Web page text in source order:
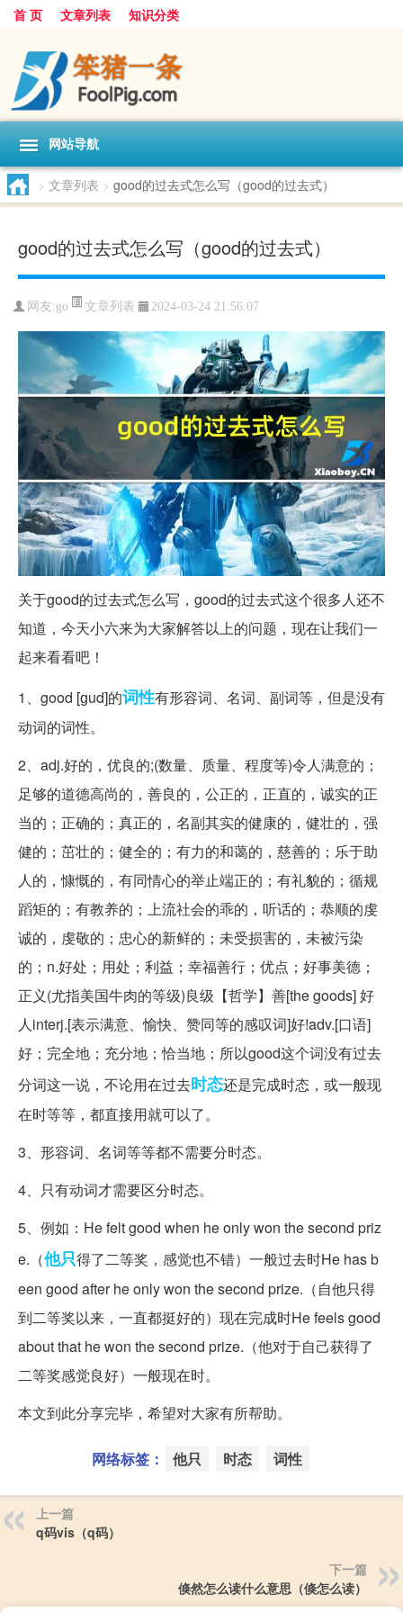
首 页 文章列表 知识分类
网站导航
> 文章列表 > good的过去式怎么写（good的过去式）
good的过去式怎么写（good的过去式）
网友:go 文章列表 2024-03-24 21:56:07
关于good的过去式怎么写，good的过去式这个很多人还不
知道，今天小六来为大家解答以上的问题，现在让我们一
起来看看吧！
1、good [ɡud]的词性有形容词、名词、副词等，但是没有
动词的词性。
2、adj.好的，优良的;(数量、质量、程度等)令人满意的；
足够的道德高尚的，善良的，公正的，正直的，诚实的正
当的；正确的；真正的，名副其实的健康的，健壮的，强
健的；茁壮的；健全的；有力的和蔼的，慈善的；乐于助
人的，慷慨的，有同情心的举止端正的；有礼貌的；循规
蹈矩的；有教养的；上流社会的乖的，听话的；恭顺的虔
诚的，虔敬的；忠心的新鲜的；未受损害的，未被污染
的；n.好处；用处；利益；幸福善行；优点；好事美德；
正义(尤指美国牛肉的等级)良级【哲学】善[the goods] 好
人interj.[表示满意、愉快、赞同等的感叹词]好!adv.[口语]
好；完全地；充分地；恰当地；所以good这个词没有过去
分词这一说，不论用在过去时态还是完成时态，或一般现
在时等等，都直接用就可以了。
3、形容词、名词等等都不需要分时态。
4、只有动词才需要区分时态。
5、例如：He felt good when he only won the second priz
e.（他只得了二等奖，感觉也不错）一般过去时He has b
een good after he only won the second prize.（自他只得
到二等奖以来，一直都挺好的）现在完成时He feels good
about that he won the second prize.（他对于自己获得了
二等奖感觉良好）一般现在时。
本文到此分享完毕，希望对大家有所帮助。
网络标签： 他只 时态 词性
上一篇
q码vis（q码）
下一篇
倏然怎么读什么意思（倏怎么读）